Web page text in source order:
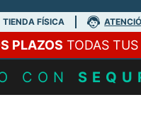
TIENDA FÍSICA
PLAZOS TODAS
CON